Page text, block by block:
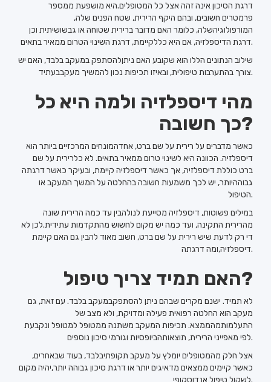
דרגת הסיכון אינה זהה אצל כל המטופלים.היא מושפעת ממספר
פרמטרים חשובים, ובהם היקף הרירית, שטח הפנים שלה,
המורפולוגיהשלה, כלומר האם מדובר ברירית שטוחה או גבשושיתית וכן
דרגת הדיספלזיה, אם היא כללקיימת, דרגת השינוי הטרום ממאיר בתאים.
שילוב הנתונים הללו הוא שקובע האם ניתןלהסתפק במעקב בלבד, האם יש
צורך בהתערבות טיפולית, ובאיזו תכיפות נכון להמשיך מעקבבעתיד.
מהי דיספלזיה ולמה היא כל
כך חשובה?
כאשר מדברים על רירית על שם ברט, אחדהמונחים המרכזיים ביותר הוא
דיספלזיה. הכוונה היא לשינוי טרום ממאיר בתאים. לא כלרירית על שם
ברט כוללת דיספלזיה, אך כאשר דיספלזיה קיימת, ובעיקר כאשר דרגתה
גבוההיותר, יש לכך משמעות חשובה בהחלטה על המשך המעקב או
הטיפול.
במילים פשוטות, דיספלזיה מסייעת לנולהבין עד כמה הרירית שונה
מהרירית התקינה, ועד כמה יש מקום לחשוש מהתקדמות עתידית.לכן לא
די רק לדעת שיש רירית על שם ברט, חשוב מאוד להבין גם האם קיימת
דיספלזיה,ומה דרגתה.
האם תמיד צריך טיפול?
לא תמיד. ישנם מקרים שבהם ניתן להסתפקבמעקב בלבד. עם זאת, גם
מעקב הוא החלטה רפואית פעילה ומדויקת, ולא מצב של
התעלמותמהממצא. תכיפות המעקב משתנה ממטופל למטופל ונקבעת
לפי מאפייני הרירית, תוצאותהביופסיות וגורמי סיכון נוספים.
אצל חלק מהמטופלים יומלץ על מעקב תקופתיבלבד, בעוד שבאחרים,
כאשר קיימים ממצאים מדאיגים יותר או דרגת סיכון גבוהה יותר,יהיה מקום
לשקול טיפול אנדוסקופי.